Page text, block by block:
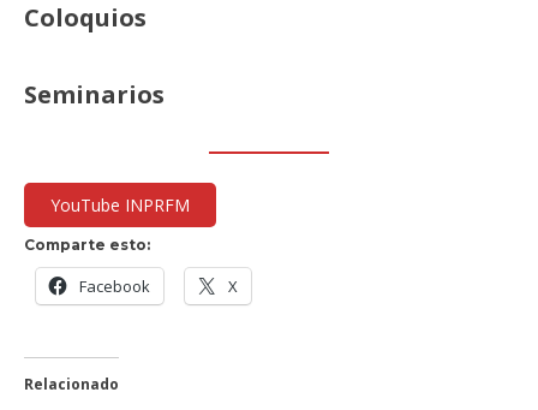
Coloquios
Seminarios
YouTube INPRFM
Comparte esto:
Facebook X
Relacionado